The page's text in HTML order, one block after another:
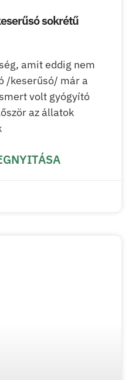
sokrétű
amit eddig nem
/keserűsó/ már a
volt gyógyító
az állatok